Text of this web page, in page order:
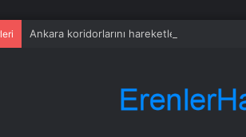
Ankara koridorlarını hareketlendiren kulis!